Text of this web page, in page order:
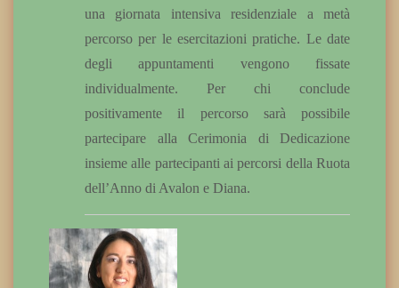
una giornata intensiva residenziale a metà
percorso per le esercitazioni pratiche. Le date
degli appuntamenti vengono fissate
individualmente. Per chi conclude
positivamente il percorso sarà possibile
partecipare alla Cerimonia di Dedicazione
insieme alle partecipanti ai percorsi della Ruota
dell’Anno di Avalon e Diana.